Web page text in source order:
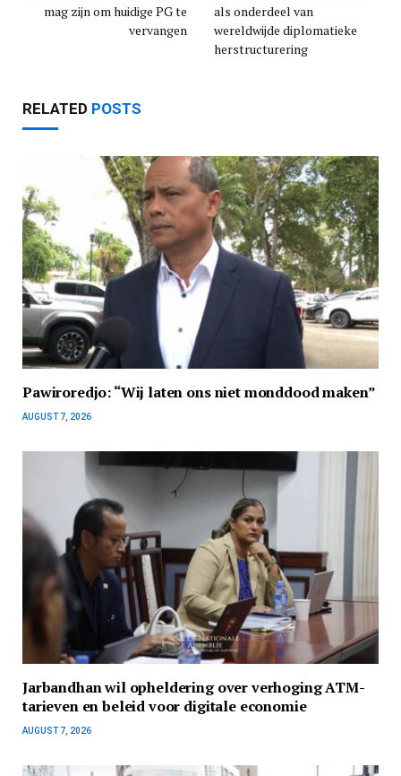
mag zijn om huidige PG te
vervangen
als onderdeel van
wereldwijde diplomatieke
herstructurering
RELATED POSTS
Pawiroredjo: “Wij laten ons niet monddood maken”
AUGUST 7, 2026
Jarbandhan wil opheldering over verhoging ATM-
tarieven en beleid voor digitale economie
AUGUST 7, 2026